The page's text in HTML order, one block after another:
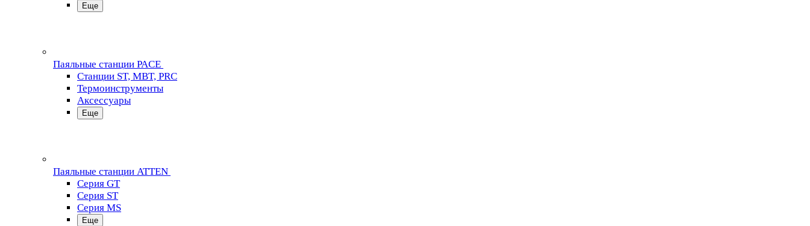
Еще
Паяльные станции PACE
Станции ST, MBT, PRC
Термоинструменты
Аксессуары
Еще
Паяльные станции ATTEN
Серия GT
Серия ST
Серия MS
Еще